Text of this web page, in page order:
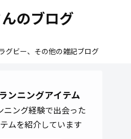
のブログ
グビー、その他の雑記ブログ
ンニングアイテム
ニング経験で出会った
ムを紹介しています